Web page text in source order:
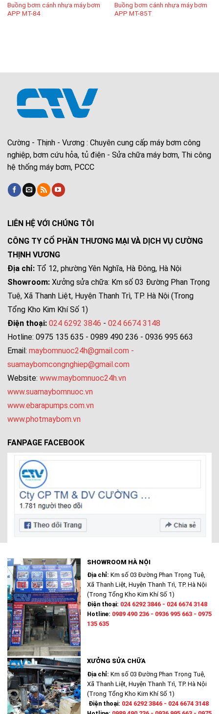
Buồng bơm cánh nhựa máy bơm
APP MT-84
Buồng bơm cánh nhựa máy bơm
APP MT-85T
Cường - Thịnh - Vương : Chuyên cung cấp máy bơm công
nghiệp, bơm cứu hỏa, tủ điện - Sửa chữa máy bơm, Thi công
hệ thống máy bơm, PCCC
LIÊN HỆ VỚI CHÚNG TÔI
CÔNG TY CỔ PHẦN THƯƠNG MẠI VÀ DỊCH VỤ CƯỜNG
THỊNH VƯƠNG
Địa chỉ: Tổ 12, phường Yên Nghĩa, Hà Đông, Hà Nội
Showroom: Xưởng sửa chữa: Km số 03 Đường Phan Trọng
Tuệ, Xã Thanh Liệt, Huyện Thanh Trì, TP. Hà Nội (Trong
Tổng Kho Kim Khí Số 1)
Điện thoại: 024 6292 3846 - 024 6674 3148
Hotline: 0975 135 635 - 0989 490 236 - 0936 995 663
Email: maybomnuoc24h@gmail.com -
suamaybomcongnghiep@gmail.com
Website: www.maybomnuoc24h.vn
www.suamaybomnuoc.vn
www.ebarapumps.com.vn
www.photmaybom.vn
FANPAGE FACEBOOK
SHOWROOM HÀ NỘI
Địa chỉ: Km số 03 Đường Phan Trọng Tuệ,
Xã Thanh Liệt, Huyện Thanh Trì, TP. Hà Nội
(Trong Tổng Kho Kim Khí Số 1)
Điện thoại: 024 6292 3846 - 024 6674 3148
Hotline: 0989 490 236 - 0936 995 663 - 0975
135 635
XƯỞNG SỬA CHỮA
Địa chỉ: Km số 03 Đường Phan Trọng Tuệ,
Xã Thanh Liệt, Huyện Thanh Trì, TP. Hà Nội
(Trong Tổng Kho Kim Khí Số 1)
Điện thoại: 024 6292 3846 - 024 6674 3148